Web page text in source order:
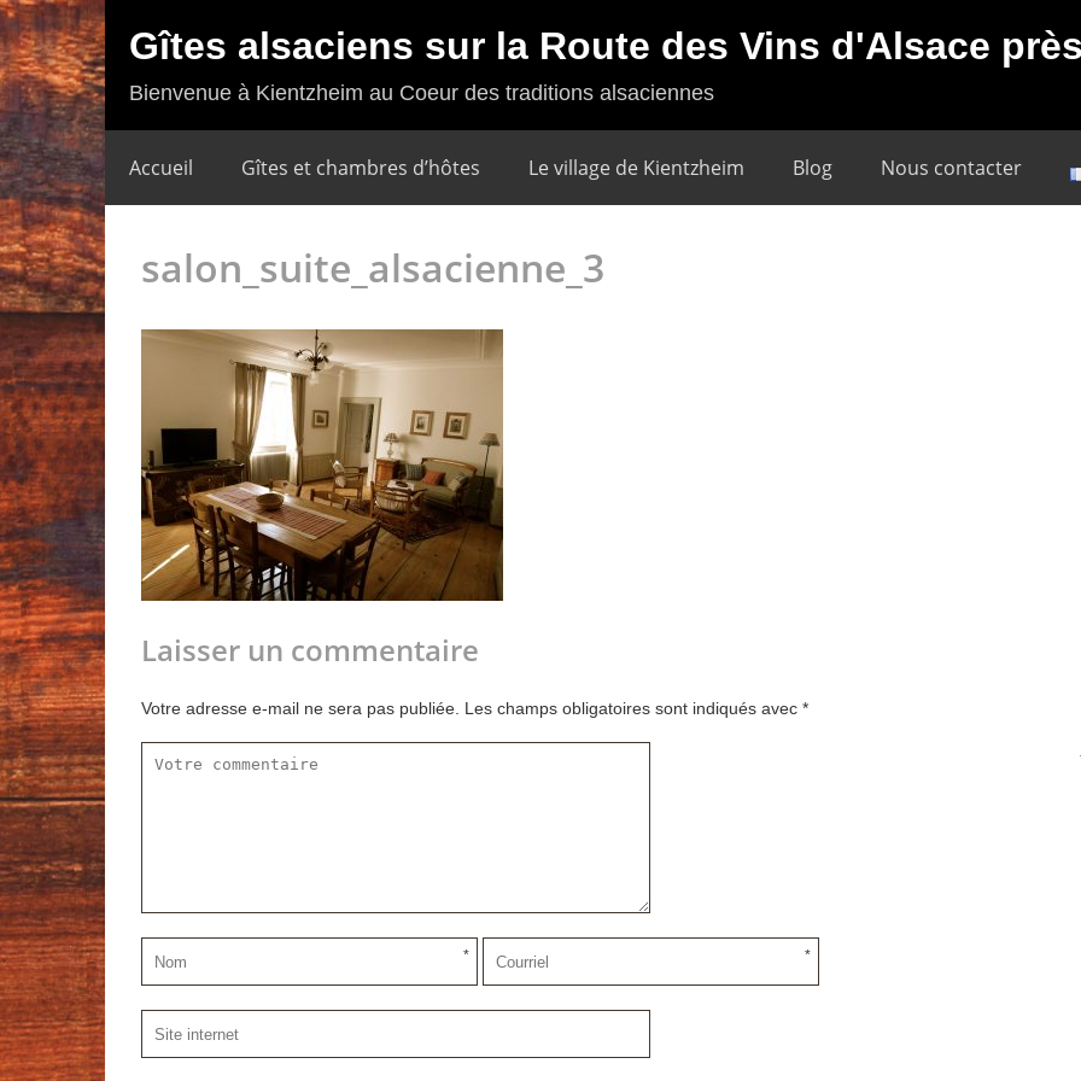
Gîtes alsaciens sur la Route des Vins d'Alsace
Bienvenue à Kientzheim au Coeur des traditions alsaciennes
Accueil Gîtes et chambres d’hôtes Le village de Kientzheim Blog Nous contacter
salon_suite_alsacienne_3
Laisser un commentaire
Votre adresse e-mail ne sera pas publiée. Les champs obligatoires sont indiqués avec *
* *